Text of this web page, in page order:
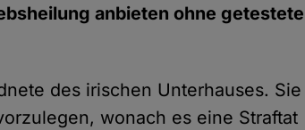
anbieten ohne getestete
des irischen Unterhauses. Sie
wonach es eine Straftat